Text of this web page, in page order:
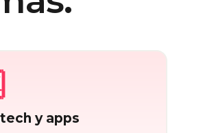
y apps